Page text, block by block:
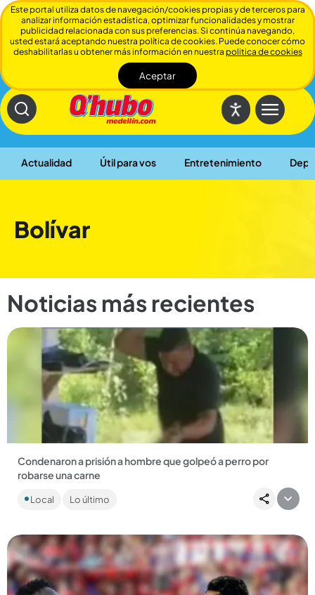
Actualidad Útil para vos Entretenimiento
Cerrar
Bolívar
Noticias más recientes
Condenaron a prisión a hombre que golpeó a perro por
robarse una carne
El hecho, que quedó en video, ocurrió en noviembre del año
pasado en el departamento de Bolívar, cuando el hombre
Local Lo último
Este portal utiliza datos de navegación/cookies propias y de terceros para
analizar información estadística, optimizar funcionalidades y mostrar
publicidad relacionada con sus preferencias. Si continúa navegando,
usted estará aceptando nuestra política de cookies. Puede conocer cómo
deshabilitarlas u obtener más información en nuestra politica de cookies
Aceptar